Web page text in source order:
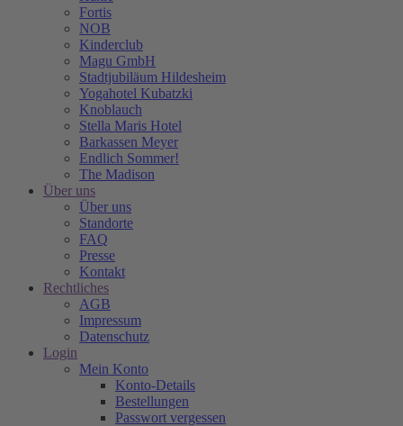
Fortis
NOB
Kinderclub
Magu GmbH
Stadtjubiläum Hildesheim
Yogahotel Kubatzki
Knoblauch
Stella Maris Hotel
Barkassen Meyer
Endlich Sommer!
The Madison
Über uns
Über uns
Standorte
FAQ
Presse
Kontakt
Rechtliches
AGB
Impressum
Datenschutz
Login
Mein Konto
Konto-Details
Bestellungen
Passwort vergessen